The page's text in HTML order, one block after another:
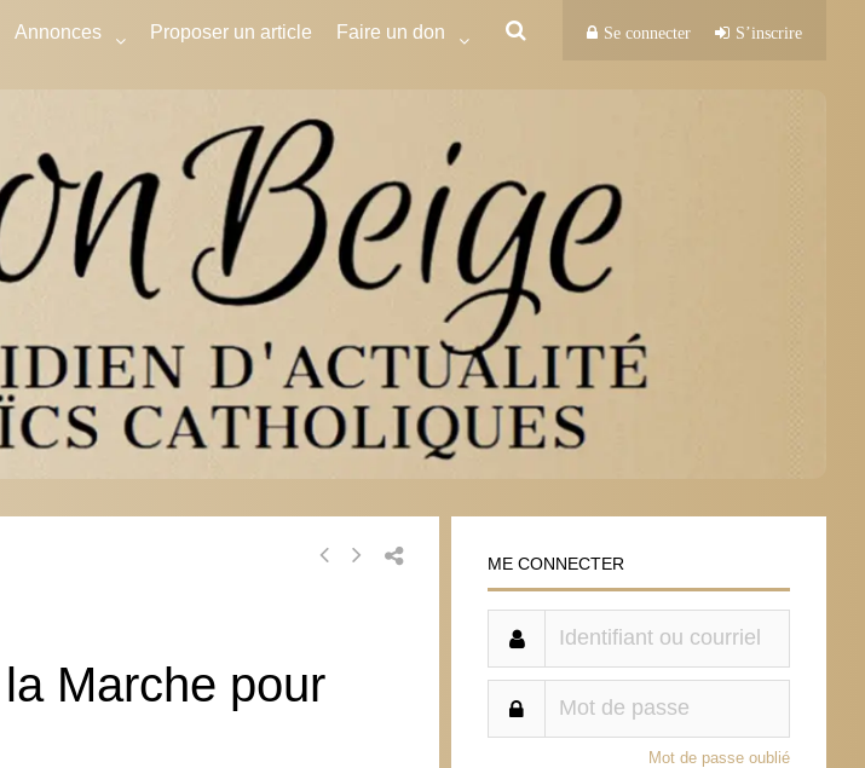
Annonces Proposer un article Faire un don Se connecter S’inscrire
Marche pour
ME CONNECTER
Mot de passe oublié